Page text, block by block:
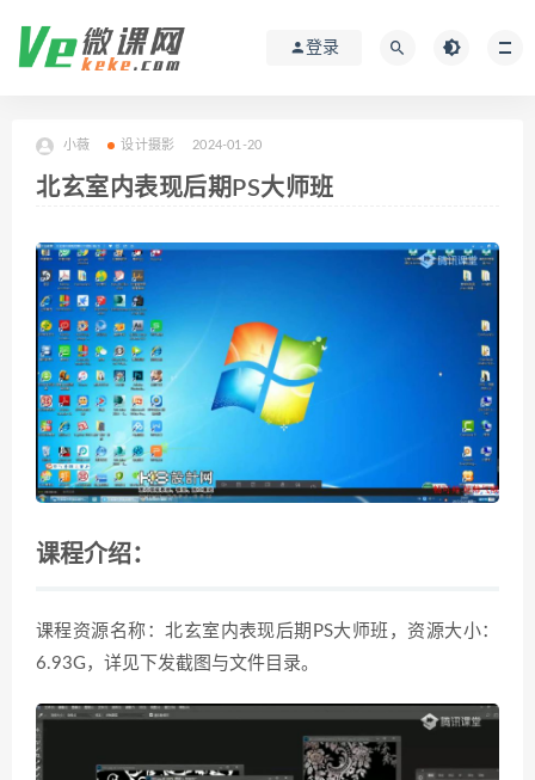
登录
小薇 设计摄影 2024-01-20
北玄室内表现后期PS大师班
课程介绍：
课程资源名称：北玄室内表现后期PS大师班，资源大小：
6.93G，详见下发截图与文件目录。